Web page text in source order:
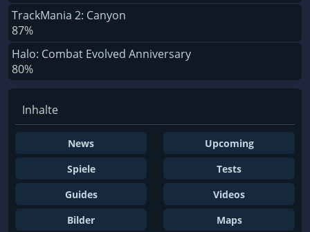
TrackMania 2: Canyon
87%
Halo: Combat Evolved Anniversary
80%
Inhalte
News
Upcoming
Spiele
Tests
Guides
Videos
Bilder
Maps